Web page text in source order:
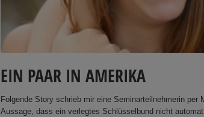
EIN PAAR IN AMERIKA
Folgende Story schrieb mir eine Seminarteilnehmerin
Aussage, dass ein verlegtes Schlüsselbund nicht